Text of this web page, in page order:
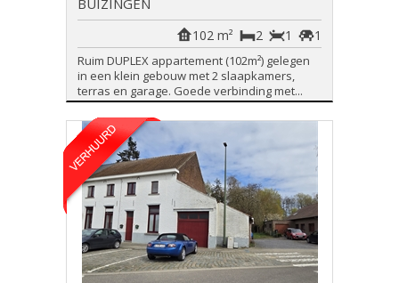
BUIZINGEN
1
1
2
102 m²
Ruim DUPLEX appartement (102m²) gelegen
in een klein gebouw met 2 slaapkamers,
terras en garage. Goede verbinding met...